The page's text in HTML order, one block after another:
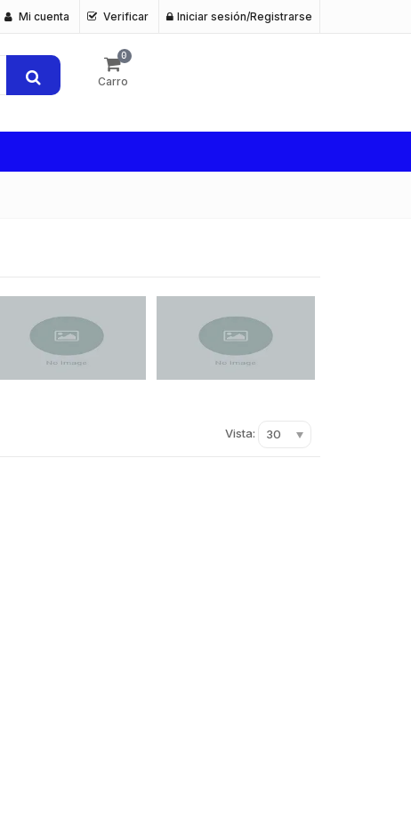
Mi cuenta Verificar Iniciar sesión/Registrarse
0
Carro
Vista: 30